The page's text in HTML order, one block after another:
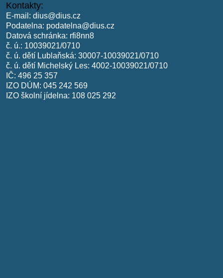
Kontakty:
E-mail: dius@dius.cz
Podatelna: podatelna@dius.cz
Datová schránka: rfi8nn8
č. ú.: 10039021/0710
č. ú. dětí Lublaňská: 30007-10039021/0710
č. ú. dětí Michelský Les: 4002-10039021/0710
IČ: 496 25 357
IZO DÚM: 045 242 569
IZO školní jídelna: 108 025 292